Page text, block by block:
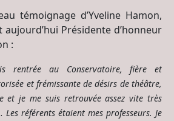
témoignage d’Yveline Hamon,
Présidente d’honneur
:
rentrée au Conservatoire, fière et
et frémissante de désirs de théâtre,
et je me suis retrouvée assez vite très
Les référents étaient mes professeurs. Je